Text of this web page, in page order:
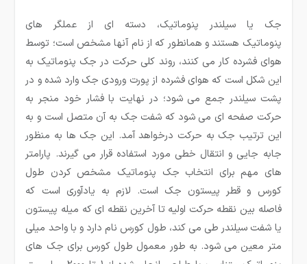
جک یا سیلندر پنوماتیک، دسته ای از عملگر های
پنوماتیک هستند و همانطور که از نام آنها مشخص است؛ توسط
هوای فشرده کار می کنند، روند کلی حرکت در جک پنوماتیک به
این شکل است که هوای فشرده از پورت ورودی جک وارد شده و در
پشت سیلندر جمع می شود؛ در نهایت با فشار خود منجر به
حرکت صفحه ای می شود که شفت جک به آن متصل است و به
این ترتیب جک به حرکت درخواهد آمد. این جک ها به منظور
جابه جایی و انتقال خطی مورد استفاده قرار می گیرند. پارامتر
های مهم برای انتخاب جک پنوماتیک مشخص کردن طول
کورس و قطر پیستون جک است. لازم به یادآوری است که
فاصله بین نقطه حرکت اولیه تا آخرین نقطه ای که میله پیستون
یا شفت سیلندر طی می کند، طول کورس نام دارد و با واحد میلی
متر معین می شود. به طور معمول طول کورس برای جک های